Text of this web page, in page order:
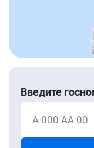
Введите
А 000 АА 00